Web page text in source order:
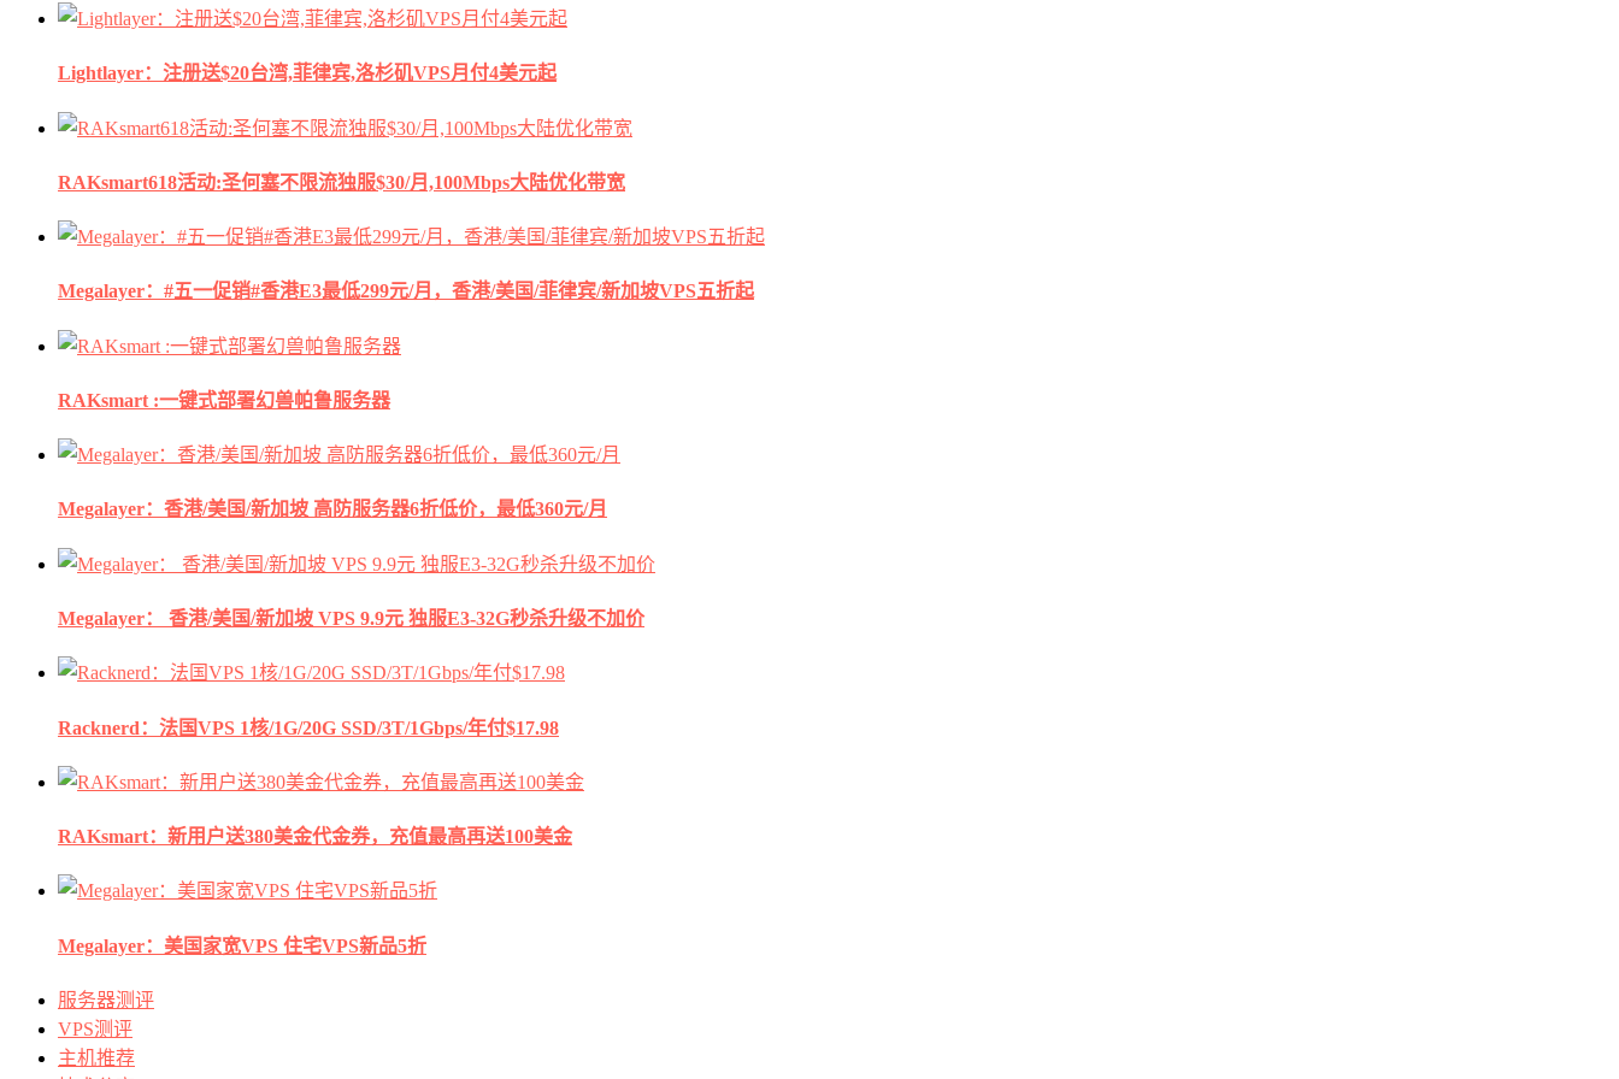
Lightlayer：注册送$20台湾,菲律宾,洛杉矶VPS月付4美元起
RAKsmart618活动:圣何塞不限流独服$30/月,100Mbps大陆优化带宽
Megalayer：#五一促销#香港E3最低299元/月，香港/美国/菲律宾/新加坡VPS五折起
RAKsmart :一键式部署幻兽帕鲁服务器
Megalayer：香港/美国/新加坡 高防服务器6折低价，最低360元/月
Megalayer： 香港/美国/新加坡 VPS 9.9元 独服E3-32G秒杀升级不加价
Racknerd：法国VPS 1核/1G/20G SSD/3T/1Gbps/年付$17.98
RAKsmart：新用户送380美金代金券，充值最高再送100美金
Megalayer：美国家宽VPS 住宅VPS新品5折
服务器测评
VPS测评
主机推荐